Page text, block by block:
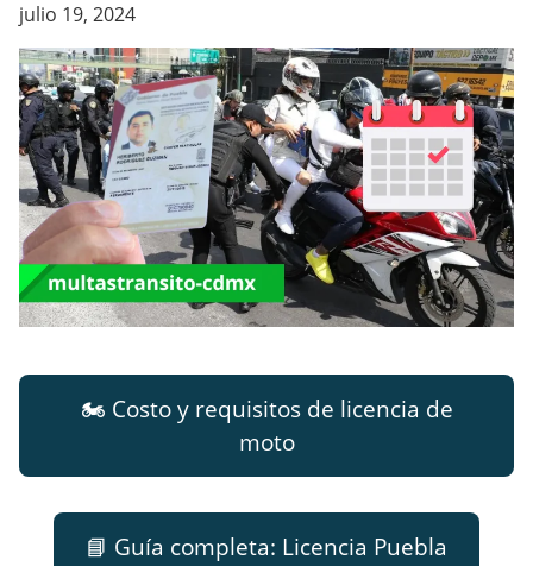
julio 19, 2024
🏍️ Costo y requisitos de licencia de
moto
📘 Guía completa: Licencia Puebla